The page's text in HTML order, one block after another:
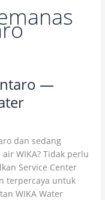
—
dan sedang
WIKA? Tidak perlu
Service Center
terpercaya untuk
WIKA Water